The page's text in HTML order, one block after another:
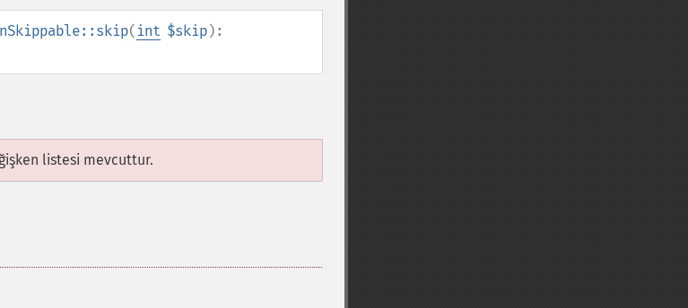
( int $skip):
listesi mevcuttur.